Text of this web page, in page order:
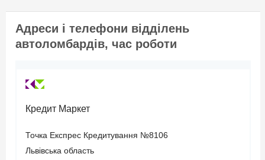
страхування цивільно-
правової відповідальності
(термін дії повинен
Адреси і телефони відділень
автоломбардів, час роботи
Кредит Маркет
Точка Експрес Кредитування №8106
Львівська область